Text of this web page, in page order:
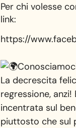
Per chi volesse
link:
https://
La decrescita
regressione, anzi!
incentrata sul
piuttosto che sul